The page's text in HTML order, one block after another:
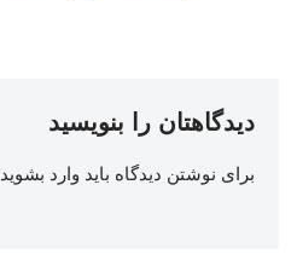
دیدگاهتان را بنویسید
برای نوشتن دیدگاه باید وارد بشوید